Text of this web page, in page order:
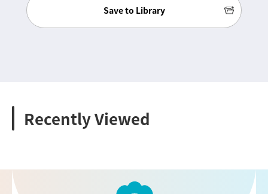
Save to Library
Recently Viewed